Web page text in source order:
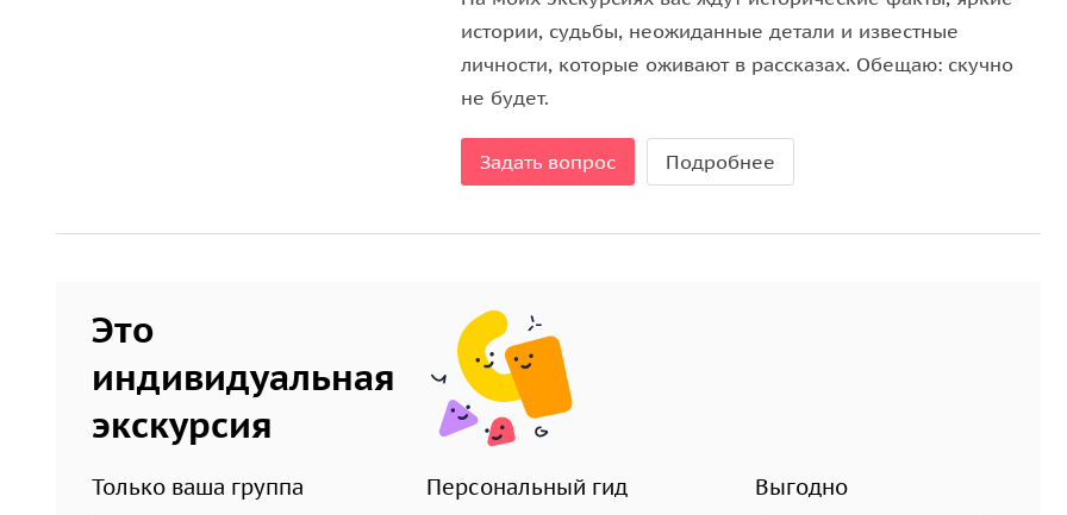
Религия, быт и парадоксы повседневности
Китай-город — это не только деньги и власть, но и особая духовная среда. Мы вспомним первого
Троицком трактирепод чай и наливки заключались договоры и рождались
пространства.
истории, судьбы, неожиданные детали и известные
личности, которые оживают в рассказах. Обещаю: скучно
не будет.
Задать вопрос Подробнее
Это
индивидуальная
экскурсия
Только ваша группа Персональный гид Выгодно